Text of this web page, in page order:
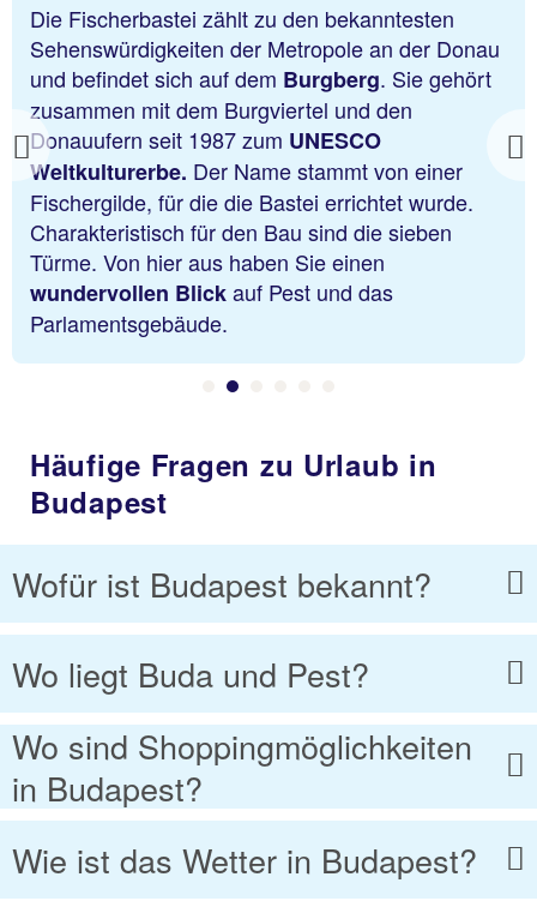
Previous
Die Fischerbastei zählt zu den bekanntesten
Sehenswürdigkeiten der Metropole an der Donau
und befindet sich auf dem Burgberg. Sie gehört
zusammen mit dem Burgviertel und den
Donauufern seit 1987 zum UNESCO
Weltkulturerbe. Der Name stammt von einer
Fischergilde, für die die Bastei errichtet wurde.
Charakteristisch für den Bau sind die sieben
Türme. Von hier aus haben Sie einen
wundervollen Blickauf Pest und das
Parlamentsgebäude.
Häufige Fragen zu Urlaub in
Budapest
Wofür ist Budapest bekannt?
Wo liegt Buda und Pest?
Wo sind Shoppingmöglichkeiten
in Budapest?
Wie ist das Wetter in Budapest?